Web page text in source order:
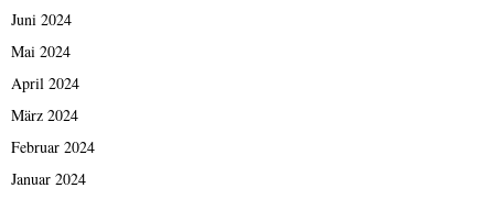
Juni 2024
Mai 2024
April 2024
März 2024
Februar 2024
Januar 2024